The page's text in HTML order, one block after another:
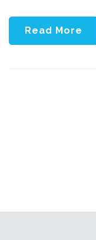
Read More